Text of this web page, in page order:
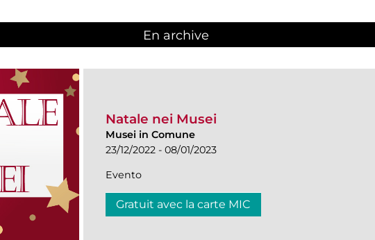
En archive
Natale nei Musei
Musei in Comune
23/12/2022 - 08/01/2023
Evento
Gratuit avec la carte MIC